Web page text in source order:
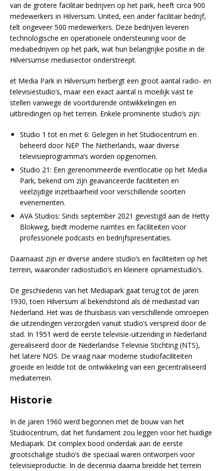
van de grotere facilitair bedrijven op het park, heeft circa 900
medewerkers in Hilversum. United, een ander facilitair bedrijf,
telt ongeveer 500 medewerkers. Deze bedrijven leveren
technologische en operationele ondersteuning voor de
mediabedrijven op het park, wat hun belangrijke positie in de
Hilversumse mediasector onderstreept.
et Media Park in Hilversum herbergt een groot aantal radio- en
televisiestudio’s, maar een exact aantal is moeilijk vast te
stellen vanwege de voortdurende ontwikkelingen en
uitbreidingen op het terrein. Enkele prominente studio’s zijn:
Studio 1 tot en met 6: Gelegen in het Studiocentrum en
beheerd door NEP The Netherlands, waar diverse
televisieprogramma’s worden opgenomen.
Studio 21: Een gerenommeerde eventlocatie op het Media
Park, bekend om zijn geavanceerde faciliteiten en
veelzijdige inzetbaarheid voor verschillende soorten
evenementen.
AVA Studios: Sinds september 2021 gevestigd aan de Hetty
Blokweg, biedt moderne ruimtes en faciliteiten voor
professionele podcasts en bedrijfspresentaties.
Daarnaast zijn er diverse andere studio’s en faciliteiten op het
terrein, waaronder radiostudio’s en kleinere opnamestudio’s.
De geschiedenis van het Mediapark gaat terug tot de jaren
1930, toen Hilversum al bekendstond als dé mediastad van
Nederland. Het was de thuisbasis van verschillende omroepen
die uitzendingen verzorgden vanuit studio’s verspreid door de
stad. In 1951 werd de eerste televisie-uitzending in Nederland
gerealiseerd door de Nederlandse Televisie Stichting (NTS),
het latere NOS. De vraag naar moderne studiofaciliteiten
groeide en leidde tot de ontwikkeling van een gecentraliseerd
mediaterrein.
Historie
In de jaren 1960 werd begonnen met de bouw van het
Studiocentrum, dat het fundament zou leggen voor het huidige
Mediapark. Dit complex bood onderdak aan de eerste
grootschalige studio’s die speciaal waren ontworpen voor
televisieproductie. In de decennia daarna breidde het terrein